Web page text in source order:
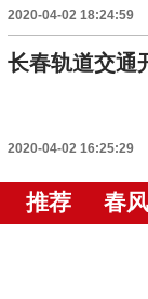
2020-04-02 18:24:59
长春轨道交通
2020-04-02 16:25:29
推荐 春